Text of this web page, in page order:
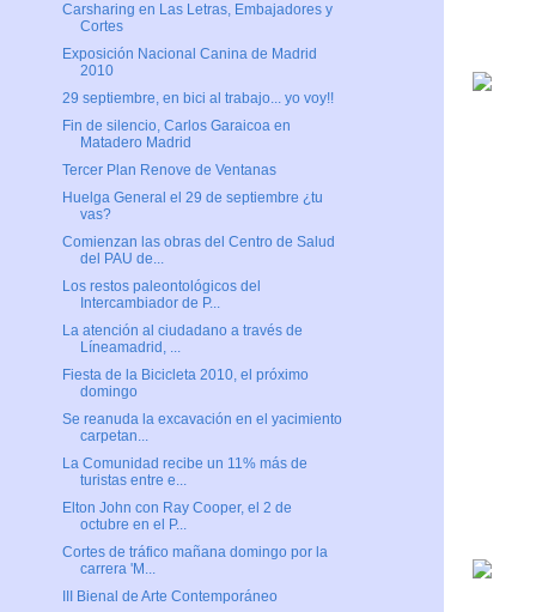
Carsharing en Las Letras, Embajadores y
Cortes
Exposición Nacional Canina de Madrid
2010
29 septiembre, en bici al trabajo... yo voy!!
Fin de silencio, Carlos Garaicoa en
Matadero Madrid
Tercer Plan Renove de Ventanas
Huelga General el 29 de septiembre ¿tu
vas?
Comienzan las obras del Centro de Salud
del PAU de...
Los restos paleontológicos del
Intercambiador de P...
La atención al ciudadano a través de
Líneamadrid, ...
Fiesta de la Bicicleta 2010, el próximo
domingo
Se reanuda la excavación en el yacimiento
carpetan...
La Comunidad recibe un 11% más de
turistas entre e...
Elton John con Ray Cooper, el 2 de
octubre en el P...
Cortes de tráfico mañana domingo por la
carrera 'M...
III Bienal de Arte Contemporáneo